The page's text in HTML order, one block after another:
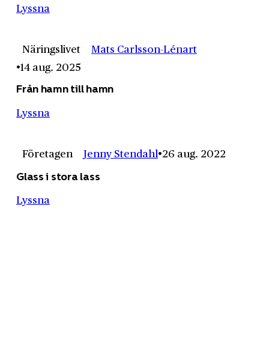
Lyssna
Näringslivet
Mats Carlsson-Lénart
14 aug. 2025
Från hamn till hamn
Lyssna
Företagen Jenny Stendahl 26 aug. 2022
Glass i stora lass
Lyssna